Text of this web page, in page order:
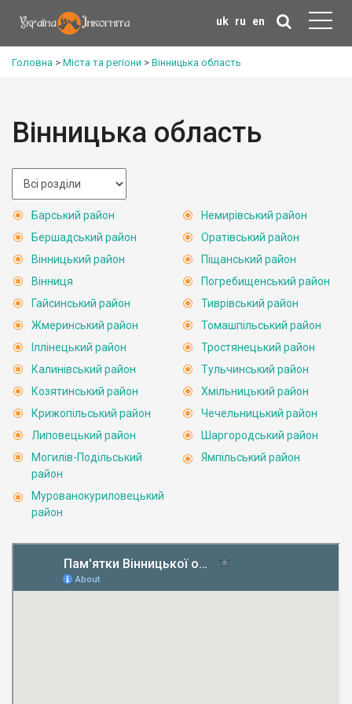
uk ru en
Головна > Міста та регіони > Вінницька область
Вінницька область
Барський район
Бершадський район
Вінницький район
Вінниця
Гайсинський район
Жмеринський район
Іллінецький район
Калинівський район
Козятинський район
Крижопільський район
Липовецький район
Могилів-Подільський
район
Мурованокуриловецький
район
Немирівський район
Оратівський район
Піщанський район
Погребищенський район
Тиврівський район
Томашпільський район
Тростянецький район
Тульчинський район
Хмільницький район
Чечельницький район
Шаргородський район
Ямпільський район